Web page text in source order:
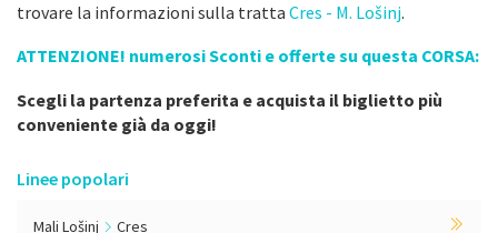
trovare la informazioni sulla tratta Cres - M. Lošinj.
ATTENZIONE! numerosi Sconti e offerte su questa CORSA:
Scegli la partenza preferita e acquista il biglietto più
conveniente già da oggi!
Linee popolari
Mali Lošinj Cres